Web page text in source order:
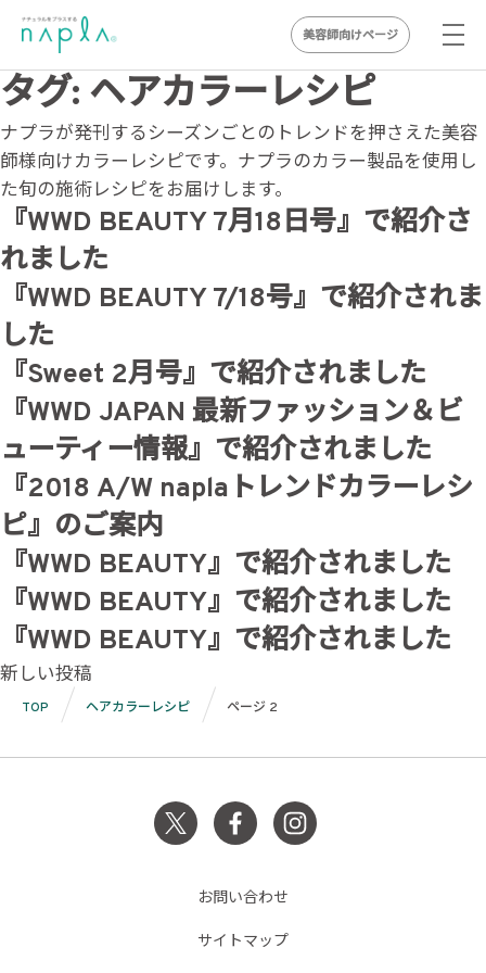
Skip
to
content
美容師向けページ
タグ: ヘアカラーレシピ
ナプラが発刊するシーズンごとのトレンドを押さえた美容
師様向けカラーレシピです。ナプラのカラー製品を使用し
た旬の施術レシピをお届けします。
『WWD BEAUTY 7月18日号』で紹介さ
れました
『WWD BEAUTY 7/18号』で紹介されま
した
『Sweet 2月号』で紹介されました
『WWD JAPAN 最新ファッション＆ビ
ューティー情報』で紹介されました
『2018 A/W naplaトレンドカラーレシ
ピ』のご案内
『WWD BEAUTY』で紹介されました
『WWD BEAUTY』で紹介されました
『WWD BEAUTY』で紹介されました
投
稿
ナ
新しい投稿
TOP ヘアカラーレシピ ページ 2
お問い合わせ
サイトマップ